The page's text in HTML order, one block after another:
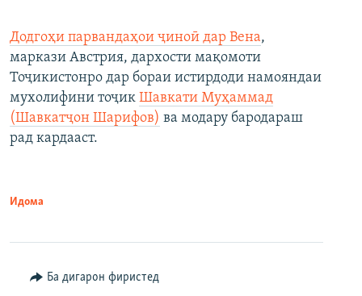
Додгоҳи парвандаҳои ҷиноӣ дар Вена,
маркази Австрия, дархости мақомоти
Тоҷикистонро дар бораи истирдоди намояндаи
мухолифини тоҷик Шавкати Муҳаммад
(Шавкатҷон Шарифов) ва модару бародараш
рад кардааст.
Идома
Ба дигарон фиристед